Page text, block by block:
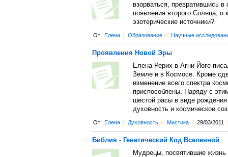
взорваться, превратившись
появления второго Солнца, о
эзотерические источники?
От: Елена l Образование > Научные
Проявления Новой Эры
Елена Рерих в Агни-Йоге
Земле и в Космосе. Кроме
изменение всего спектра
приспособлены. Наряду с
шестой расы в виде
духовность и космическое
От: Елена l Духовность > Мистика l 29/03/2011 l
Библия - Генетический Код Вселенной
Мудрецы, посвятившие жизнь